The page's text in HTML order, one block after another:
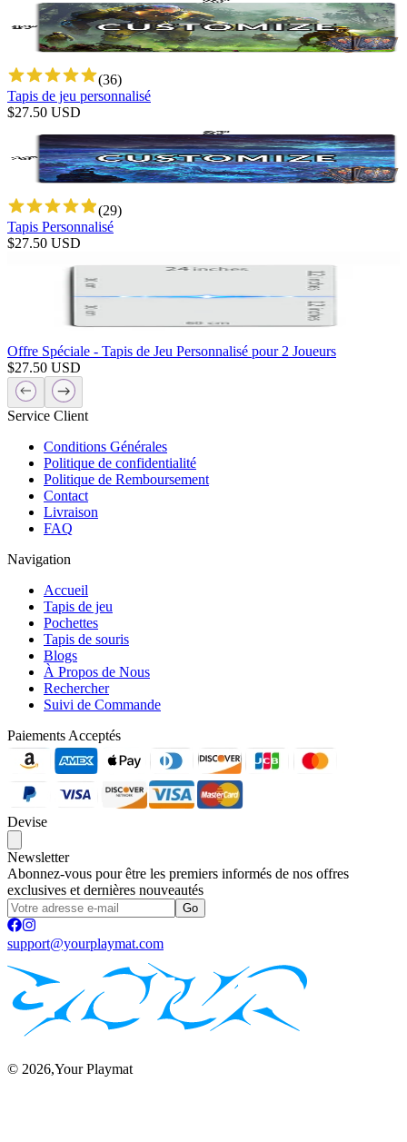
(36)
Tapis de jeu personnalisé
$27.50 USD
(29)
Tapis Personnalisé
$27.50 USD
Offre Spéciale - Tapis de Jeu Personnalisé pour 2 Joueurs
$27.50 USD
Service Client
Conditions Générales
Politique de confidentialité
Politique de Remboursement
Contact
Livraison
FAQ
Navigation
Accueil
Tapis de jeu
Pochettes
Tapis de souris
Blogs
À Propos de Nous
Rechercher
Suivi de Commande
Paiements Acceptés
Devise
Newsletter
Abonnez-vous pour être les premiers informés de nos offres
exclusives et dernières nouveautés
Go
support@yourplaymat.com
© 2026,Your Playmat